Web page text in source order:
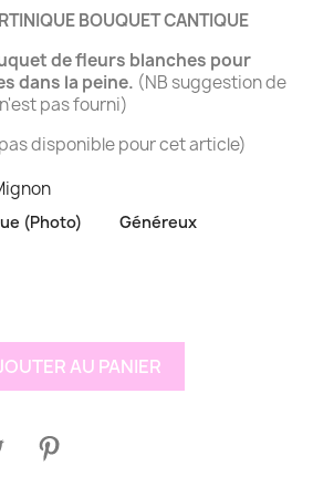
BOUQUET CANTIQUE
de fleurs blanches pour
dans la peine. (NB suggestion de
pas fourni)
disponible pour cet article)
(Photo)
Généreux
AU PANIER